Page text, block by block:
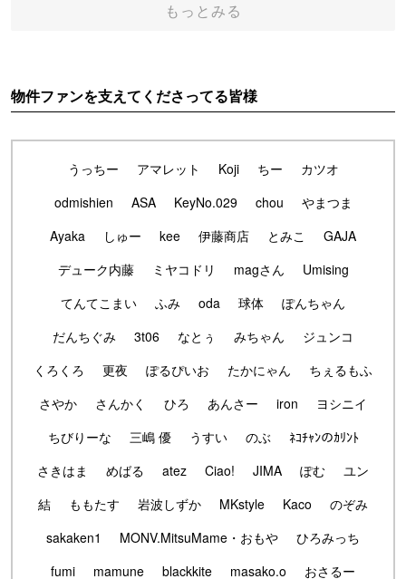
もっとみる
物件ファンを支えてくださってる皆様
うっちー アマレット Koji ちー
カツオ
odmishien
ASA KeyNo.029 chou
やまつま
Ayaka
しゅー kee 伊藤商店 とみこ
GAJA
デューク内藤
ミヤコドリ magさん
Umising
てんてこまい
ふみ oda 球体
ぽんちゃん
だんちぐみ
3t06 なとぅ みちゃん
ジュンコ
くろくろ
更夜 ぽるぴいお たかにゃん
ちぇるもふ
さやか
さんかく ひろ あんさー iron
ヨシニイ
ちびりーな
三嶋 優 うすい のぶ
ﾈｺﾁｬﾝのｶﾘﾝﾄ
さきはま
めばる atez Ciao! JIMA ぽむ
ユン
結
ももたす 岩波しずか MKstyle Kaco
のぞみ
sakaken1
MONV.MitsuMame・おもや
ひろみっち
fumi
mamune blackkite masako.o
おさるー